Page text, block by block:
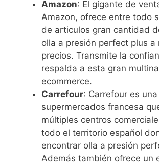
Amazon: El gigante de
Amazon, ofrece entre todo
de articulos gran cantidad
olla a presión perfect plus a
precios. Transmite la
respalda a esta gran
ecommerce.
Carrefour: Carrefour es
supermercados francesa
múltiples centros
todo el territorio español
encontrar olla a presión
Además también ofrece un